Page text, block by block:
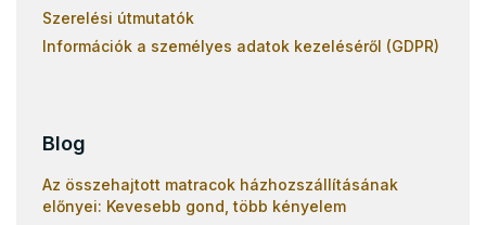
Szerelési útmutatók
Információk a személyes adatok kezeléséről (GDPR)
Blog
Az összehajtott matracok házhozszállításának
előnyei: Kevesebb gond, több kényelem